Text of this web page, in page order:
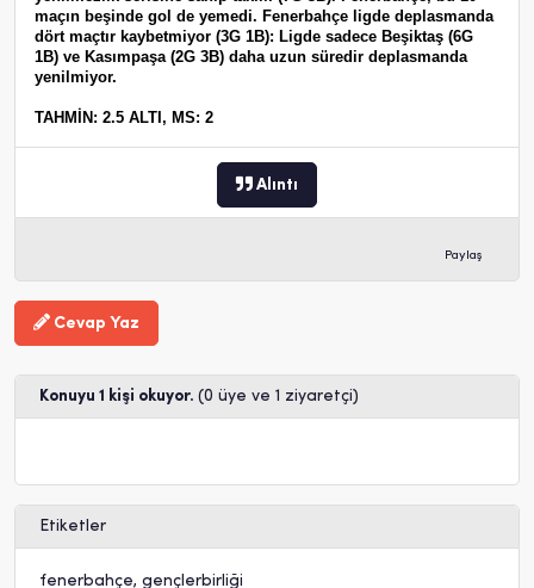
maçın beşinde gol de yemedi. Fenerbahçe ligde deplasmanda
dört maçtır kaybetmiyor (3G 1B): Ligde sadece Beşiktaş (6G
1B) ve Kasımpaşa (2G 3B) daha uzun süredir deplasmanda
yenilmiyor.
TAHMİN: 2.5 ALTI, MS: 2
Alıntı
Paylaş
Cevap Yaz
Konuyu 1 kişi okuyor. (0 üye ve 1 ziyaretçi)
Etiketler
fenerbahçe, gençlerbirliği